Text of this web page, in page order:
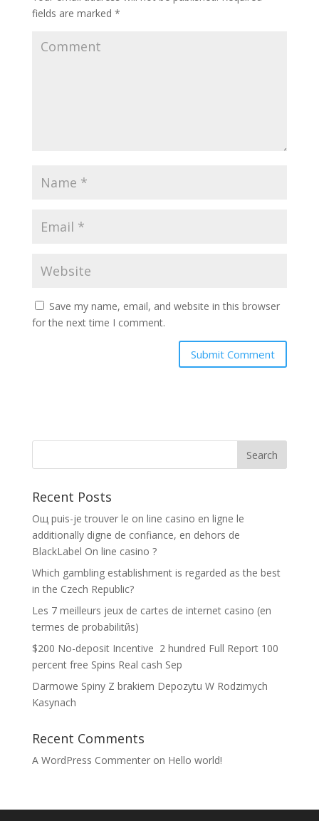
fields are marked *
Save my name, email, and website in this browser
for the next time I comment.
Recent Posts
Oщ puis-je trouver le on line casino en ligne le
additionally digne de confiance, en dehors de
BlackLabel On line casino ?
Which gambling establishment is regarded as the best
in the Czech Republic?
Les 7 meilleurs jeux de cartes de internet casino (en
termes de probabilitйs)
$200 No-deposit Incentive ️ 2 hundred Full Report 100
percent free Spins Real cash Sep
Darmowe Spiny Z brakiem Depozytu W Rodzimych
Kasynach
Recent Comments
A WordPress Commenteron Hello world!